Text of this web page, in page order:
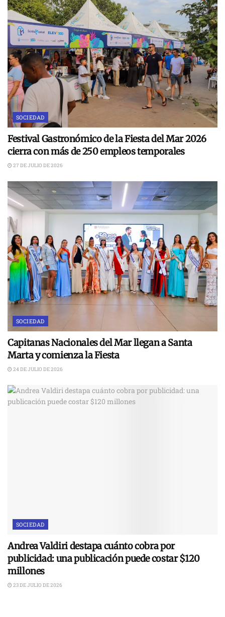
SOCIEDAD
Festival Gastronómico de la Fiesta del Mar 2026
cierra con más de 250 empleos temporales
27 DE JULIO DE 2026
SOCIEDAD
Capitanas Nacionales del Mar llegan a Santa
Marta y comienza la Fiesta
24 DE JULIO DE 2026
SOCIEDAD
Andrea Valdiri destapa cuánto cobra por
publicidad: una publicación puede costar $120
millones
23 DE JULIO DE 2026